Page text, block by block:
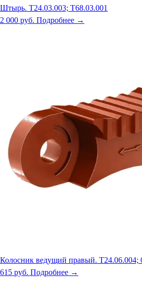
Штырь. Т24.03.003; Т68.03.001
2 000 руб. Подробнее →
Колосник ведущий правый. Т24.06.004;
615 руб. Подробнее →